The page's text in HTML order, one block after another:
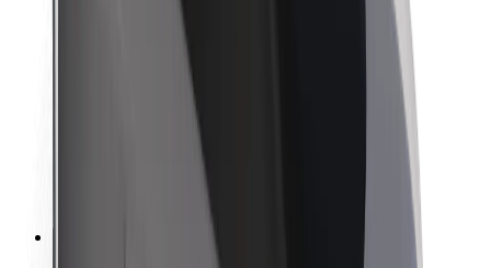
Investorrelasjoner